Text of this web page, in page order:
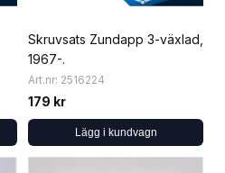
Skruvsats Zundapp 3-växlad,
1967-.
Art.nr: 2516224
179 kr
Lägg i kundvagn